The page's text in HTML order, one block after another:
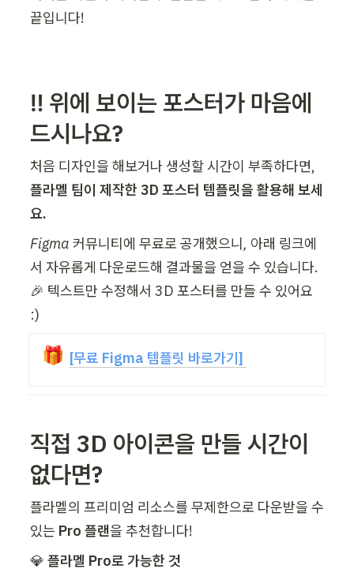
끝입니다!
‼️ 위에 보이는 포스터가 마음에
드시나요?
플라멜 팀이 제작한 3D 포스터 템플릿을 활용해 보세
요.
Figma 커뮤니티에 무료로 공개했으니, 아래 링크에
서 자유롭게 다운로드해 결과물을 얻을 수 있습니다.
🎉 텍스트만 수정해서 3D 포스터를 만들 수 있어요
:)
🎁 [무료 Figma 템플릿 바로가기]
직접 3D 아이콘을 만들 시간이
없다면?
플라멜의 프리미엄 리소스를 무제한으로 다운받을 수
있는 Pro 플랜을 추천합니다!
💎 플라멜 Pro로 가능한 것